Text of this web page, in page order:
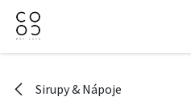
Přejít na obsah
Sirupy & Nápoje